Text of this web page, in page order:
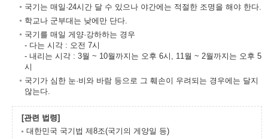
국기는 매일·24시간 달 수 있으나 야간에는 적절한 조명을 해야 한다.
학교나 군부대는 낮에만 단다.
국기를 매일 게양·강하하는 경우
- 다는 시각 : 오전 7시
- 내리는 시각 : 3월 ~ 10월까지는 오후 6시, 11월 ~ 2월까지는 오후 5
시
국기가 심한 눈·비와 바람 등으로 그 훼손이 우려되는 경우에는 달지
않는다.
[관련 법령]
대한민국 국기법 제8조(국기의 게양일 등)